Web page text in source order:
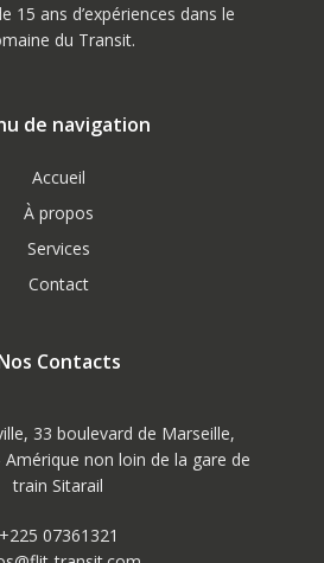
15 ans d’expériences dans le
du Transit.
de navigation
Accueil
À propos
Services
Contact
Contacts
33 boulevard de Marseille,
non loin de la gare de
train Sitarail
+225 07361321